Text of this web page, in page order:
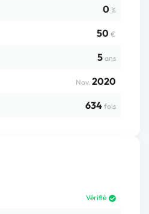
0 %
50 €
5 ans
Nov. 2020
634 fois
Vérifié